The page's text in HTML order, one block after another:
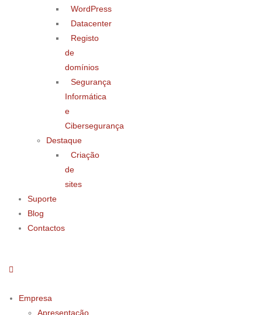
WordPress
Datacenter
Registo
de
domínios
Segurança
Informática
e
Cibersegurança
Destaque
Criação
de
sites
Suporte
Blog
Contactos
Empresa
Apresentação